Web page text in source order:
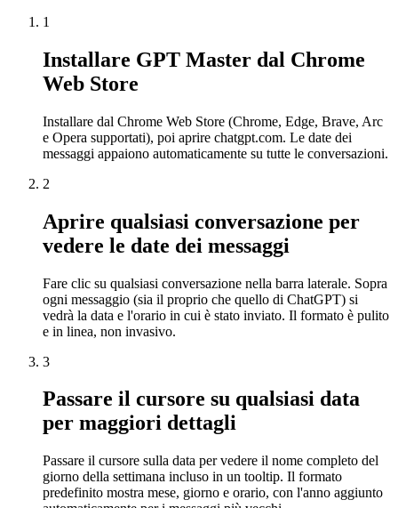
1
Installare GPT Master dal Chrome
Web Store
Installare dal Chrome Web Store (Chrome, Edge, Brave, Arc
e Opera supportati), poi aprire chatgpt.com. Le date dei
messaggi appaiono automaticamente su tutte le conversazioni.
2
Aprire qualsiasi conversazione per
vedere le date dei messaggi
Fare clic su qualsiasi conversazione nella barra laterale. Sopra
ogni messaggio (sia il proprio che quello di ChatGPT) si
vedrà la data e l'orario in cui è stato inviato. Il formato è pulito
e in linea, non invasivo.
3
Passare il cursore su qualsiasi data
per maggiori dettagli
Passare il cursore sulla data per vedere il nome completo del
giorno della settimana incluso in un tooltip. Il formato
predefinito mostra mese, giorno e orario, con l'anno aggiunto